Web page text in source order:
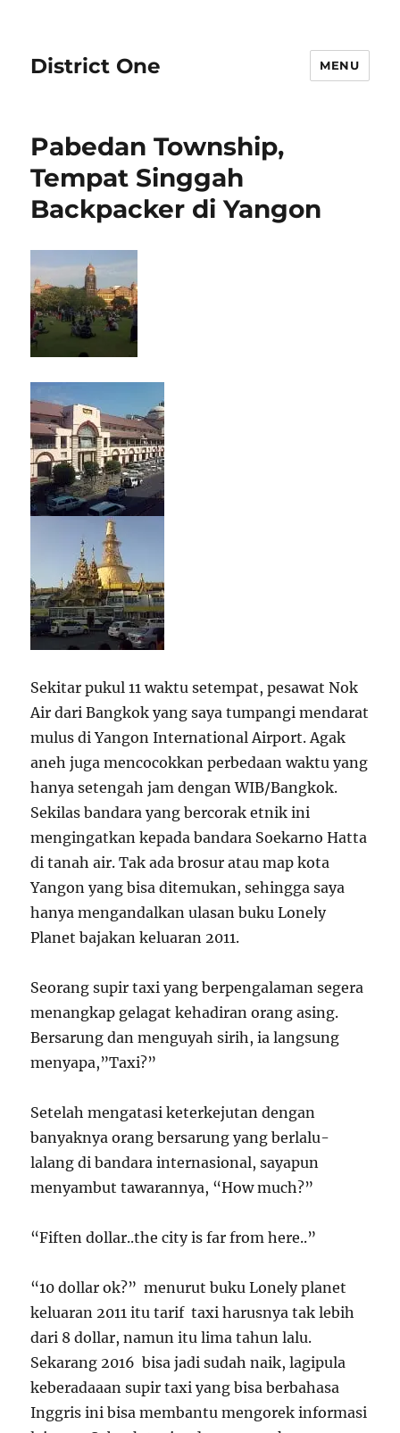
District One MENU
Pabedan Township,
Tempat Singgah
Backpacker di Yangon
Sekitar pukul 11 waktu setempat, pesawat Nok
Air dari Bangkok yang saya tumpangi mendarat
mulus di Yangon International Airport. Agak
aneh juga mencocokkan perbedaan waktu yang
hanya setengah jam dengan WIB/Bangkok.
Sekilas bandara yang bercorak etnik ini
mengingatkan kepada bandara Soekarno Hatta
di tanah air. Tak ada brosur atau map kota
Yangon yang bisa ditemukan, sehingga saya
hanya mengandalkan ulasan buku Lonely
Planet bajakan keluaran 2011.
Seorang supir taxi yang berpengalaman segera
menangkap gelagat kehadiran orang asing.
Bersarung dan menguyah sirih, ia langsung
menyapa,”Taxi?”
Setelah mengatasi keterkejutan dengan
banyaknya orang bersarung yang berlalu-
lalang di bandara internasional, sayapun
menyambut tawarannya, “How much?”
“Fiften dollar..the city is far from here..”
“10 dollar ok?” menurut buku Lonely planet
keluaran 2011 itu tarif taxi harusnya tak lebih
dari 8 dollar, namun itu lima tahun lalu.
Sekarang 2016 bisa jadi sudah naik, lagipula
keberadaaan supir taxi yang bisa berbahasa
Inggris ini bisa membantu mengorek informasi